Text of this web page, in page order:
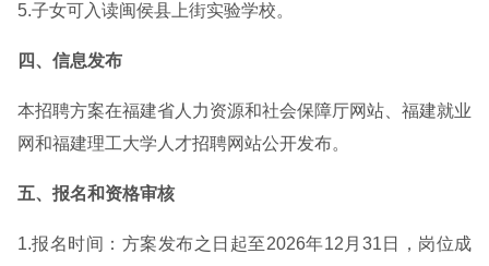
5.子女可入读闽侯县上街实验学校。
四、信息发布
本招聘方案在福建省人力资源和社会保障厅网站、福建就业
网和福建理工大学人才招聘网站公开发布。
五、报名和资格审核
1.报名时间：方案发布之日起至2026年12月31日，岗位成